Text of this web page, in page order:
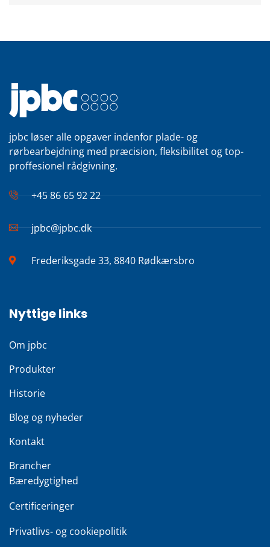
jpbc løser alle opgaver indenfor plade- og
rørbearbejdning med præcision, fleksibilitet og top-
proffesionel rådgivning.
+45 86 65 92 22
jpbc@jpbc.dk
Frederiksgade 33, 8840 Rødkærsbro
Nyttige links
Om jpbc
Produkter
Historie
Blog og nyheder
Kontakt
Brancher
Bæredygtighed
Certificeringer
Privatlivs- og cookiepolitik